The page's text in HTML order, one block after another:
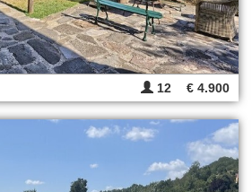
12 € 4.900